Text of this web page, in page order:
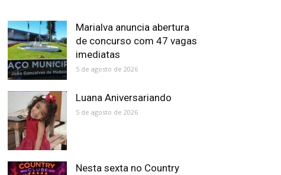
Marialva anuncia abertura
de concurso com 47 vagas
imediatas
5 de agosto de 2026
Luana Aniversariando
5 de agosto de 2026
Nesta sexta no Country